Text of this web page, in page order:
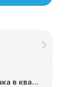
Как избавиться от запаха табака в квартире